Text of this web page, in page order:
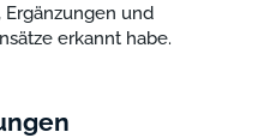
und
erkannt habe.